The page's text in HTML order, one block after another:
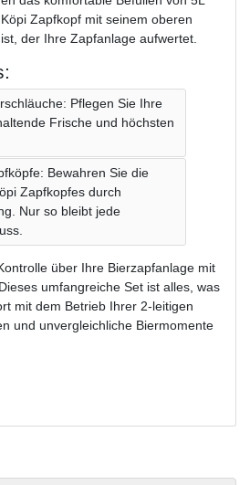
Zapfkopf mit seinem oberen
der Ihre Zapfanlage aufwertet.
Pflegen Sie Ihre
Frische und höchsten
Bewahren Sie die
Zapfkopfes durch
Nur so bleibt jede
über Ihre Bierzapfanlage mit
umfangreiche Set ist alles, was
mit dem Betrieb Ihrer 2-leitigen
und unvergleichliche Biermomente